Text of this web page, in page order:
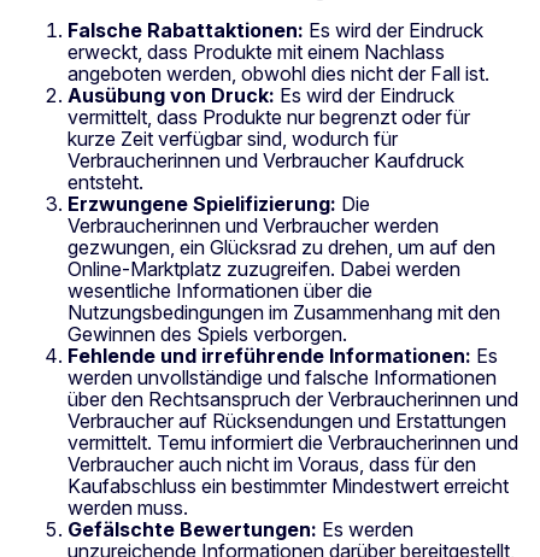
Falsche Rabattaktionen: Es wird der Eindruck
erweckt, dass Produkte mit einem Nachlass
angeboten werden, obwohl dies nicht der Fall ist.
Ausübung von Druck: Es wird der Eindruck
vermittelt, dass Produkte nur begrenzt oder für
kurze Zeit verfügbar sind, wodurch für
Verbraucherinnen und Verbraucher Kaufdruck
entsteht.
Erzwungene Spielifizierung: Die
Verbraucherinnen und Verbraucher werden
gezwungen, ein Glücksrad zu drehen, um auf den
Online-Marktplatz zuzugreifen. Dabei werden
wesentliche Informationen über die
Nutzungsbedingungen im Zusammenhang mit den
Gewinnen des Spiels verborgen.
Fehlende und irreführende Informationen: Es
werden unvollständige und falsche Informationen
über den Rechtsanspruch der Verbraucherinnen und
Verbraucher auf Rücksendungen und Erstattungen
vermittelt. Temu informiert die Verbraucherinnen und
Verbraucher auch nicht im Voraus, dass für den
Kaufabschluss ein bestimmter Mindestwert erreicht
werden muss.
Gefälschte Bewertungen: Es werden
unzureichende Informationen darüber bereitgestellt,